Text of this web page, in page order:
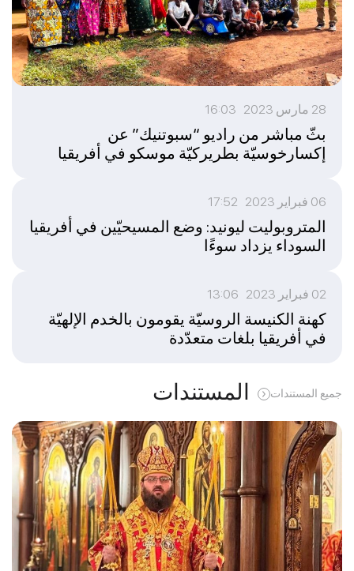
28 مارس 2023 16:03
بثّ مباشر من راديو “سبوتنيك” عن
إكسارخوسيّة بطريركيّة موسكو في أفريقيا
06 فبراير 2023 17:52
المتروبوليت ليونيد: وضع المسيحيّين في أفريقيا
السوداء يزداد سوءًا
02 فبراير 2023 13:06
كهنة الكنيسة الروسيّة يقومون بالخدم الإلهيّة
في أفريقيا بلغات متعدّدة
المستندات جميع المستندات